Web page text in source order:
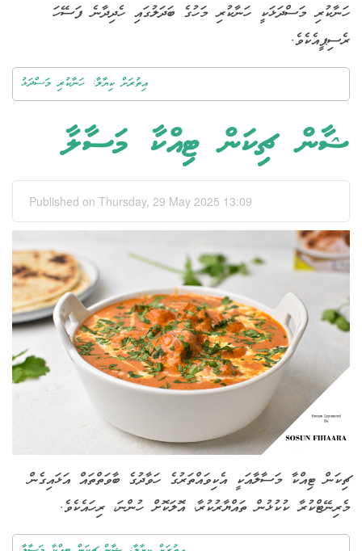
ހަނާކުރި މަސްދަޅަކީ ހަނާކުރި މަހުގެ ބަދަލުގައި ހެދިދާނެ ފަސޭހަ
ރެސިޕީއެކެވެ.
އިތުރަށް ކިޔާލާ: ހަނާކުރި މަސްދަޅު
ޝާން ޗިކަން ޓިއްކާ މަސާލާ
Published on Thursday, 29 May 2025 13:09
ޗިކަން ޓިއްކާ މަސާލާއަކީ އެކިވައްތަރުގެ ހަވާދުގެ ބާވަތްތައް އަޅައިގެން
މެރިނޭޓްކުރާ ކުކުޅުން ތައްޔާރުކުރާ،އޮލަކޮށް ހުންނަ، ރިހައެކެވެ.